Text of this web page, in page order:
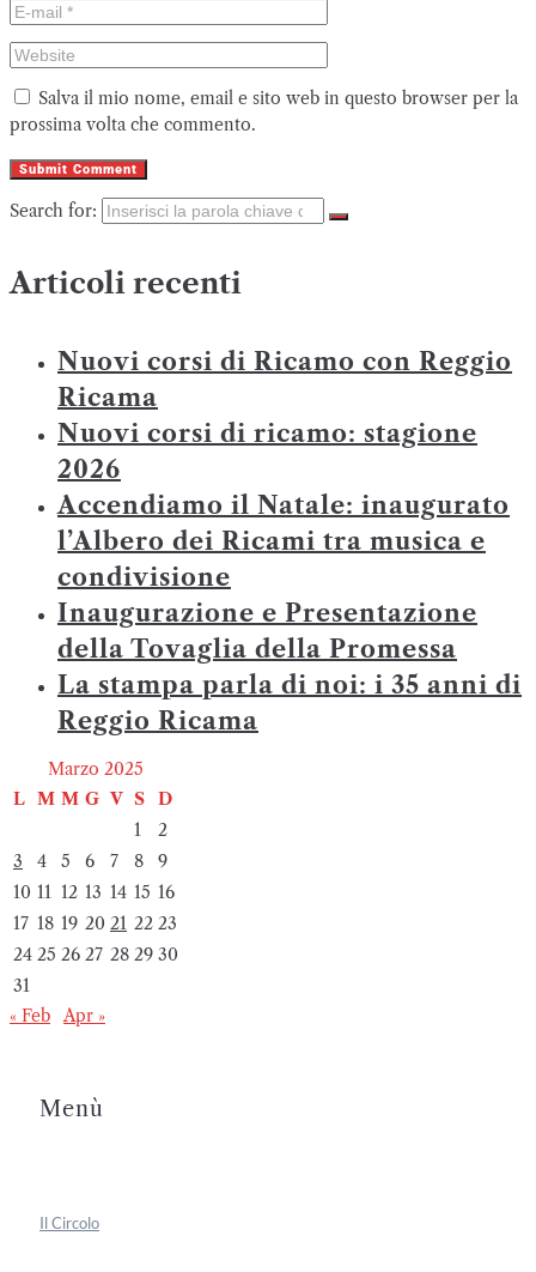
Salva il mio nome, email e sito web in questo browser per la
prossima volta che commento.
Search for:
Articoli recenti
Nuovi corsi di Ricamo con Reggio
Ricama
Nuovi corsi di ricamo: stagione
2026
Accendiamo il Natale: inaugurato
l’Albero dei Ricami tra musica e
condivisione
Inaugurazione e Presentazione
della Tovaglia della Promessa
La stampa parla di noi: i 35 anni di
Reggio Ricama
Marzo 2025
L M M G V S
D
1
2
3
4 5 6 7 8
9
10 11 12 13 14 15 16
17 18 19 20 21 22 23
24 25 26 27 28 29 30
31
« Feb
Apr »
Menù
Il Circolo